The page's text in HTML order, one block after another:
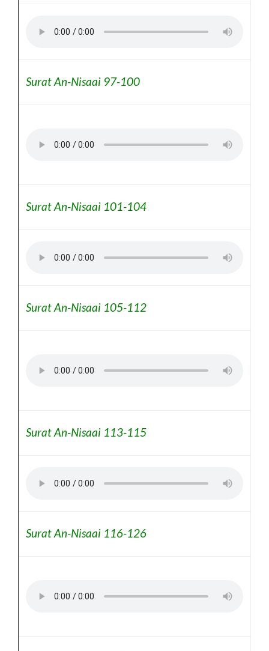
Surat An-Nisaai 97-100
Surat An-Nisaai 101-104
Surat An-Nisaai 105-112
Surat An-Nisaai 113-115
Surat An-Nisaai 116-126